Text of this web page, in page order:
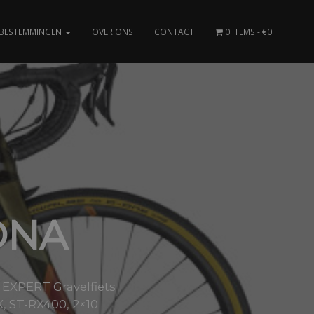
OVER ONS CONTACT 0 ITEMS €0
Gravelfiets
RX400, 2×10